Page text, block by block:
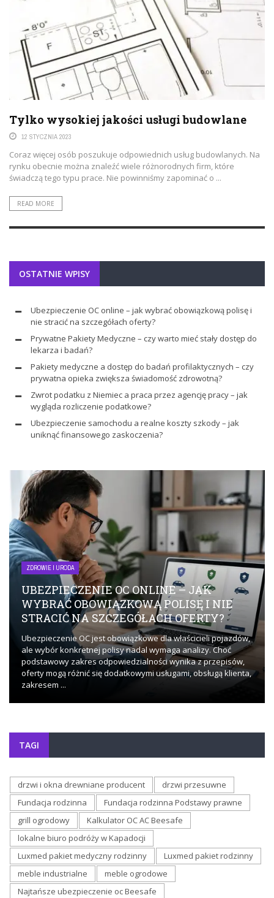
Tylko wysokiej jakości usługi budowlane
12 STYCZNIA 2023
Coraz więcej osób poszukuje odpowiednich usług budowlanych. Na
rynku obecnie można znaleźć wiele różnorodnych firm, które
świadczą tego typu prace. Nie powinniśmy zapominać o ...
READ MORE
OSTATNIE WPISY
Ubezpieczenie OC online – jak wybrać obowiązkową polisę i
nie stracić na szczegółach oferty?
Prywatne Pakiety Medyczne – czy warto mieć stały dostęp do
lekarza i badań?
Pakiety medyczne a dostęp do badań profilaktycznych – czy
prywatna opieka zwiększa świadomość zdrowotną?
Zwrot podatku z Niemiec a praca przez agencję pracy – jak
wygląda rozliczenie podatkowe?
Ubezpieczenie samochodu a realne koszty szkody – jak
uniknąć finansowego zaskoczenia?
ZDROWIE I URODA
UBEZPIECZENIE OC ONLINE – JAK
WYBRAĆ OBOWIĄZKOWĄ POLISĘ I NIE
STRACIĆ NA SZCZEGÓŁACH OFERTY?
Ubezpieczenie OC jest obowiązkowe dla właścicieli pojazdów,
ale wybór konkretnej polisy nadal wymaga analizy. Choć
podstawowy zakres odpowiedzialności wynika z przepisów,
oferty mogą różnić się dodatkowymi usługami, obsługą klienta,
zakresem ...
TAGI
drzwi i okna drewniane producent
drzwi przesuwne
Fundacja rodzinna
Fundacja rodzinna Podstawy prawne
grill ogrodowy
Kalkulator OC AC Beesafe
lokalne biuro podróży w Kapadocji
Luxmed pakiet medyczny rodzinny
Luxmed pakiet rodzinny
meble industrialne
meble ogrodowe
Najtańsze ubezpieczenie oc Beesafe